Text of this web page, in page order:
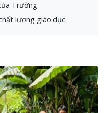
Trường
lượng giáo dục